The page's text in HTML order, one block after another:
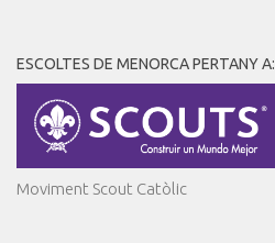
ESCOLTES DE MENORCA PERTANY A:
Moviment Scout Catòlic